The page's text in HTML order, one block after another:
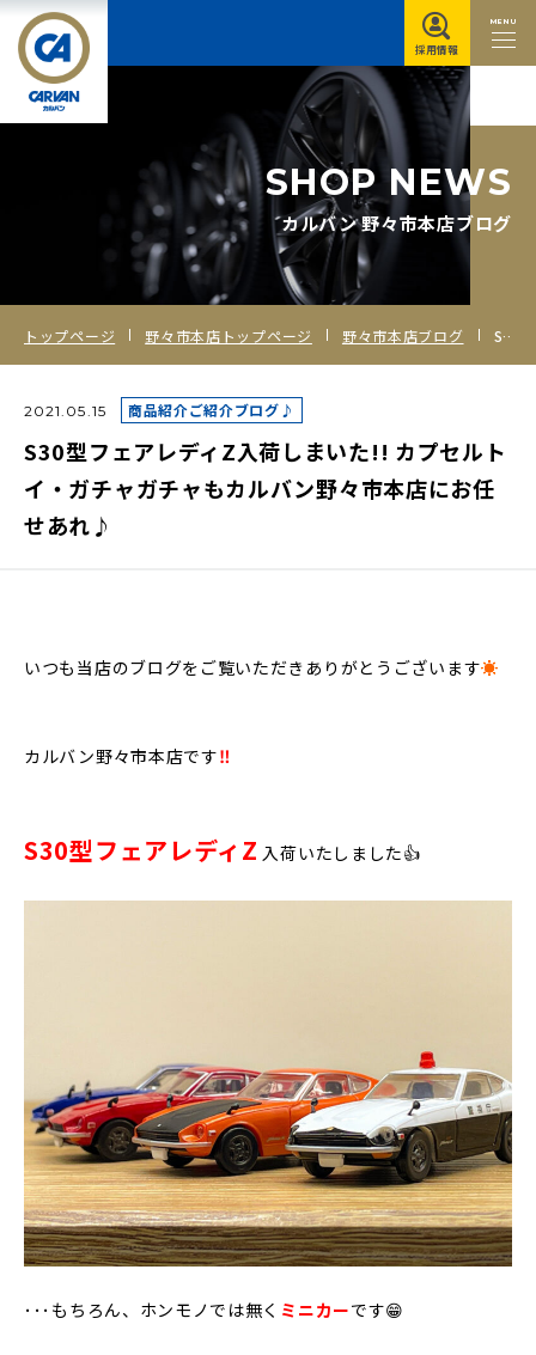
MENU
採用情報
SHOP NEWS
カルバン 野々市本店ブログ
トップページ 野々市本店トップページ 野々市本店ブログ S30型フェアレディZ入荷しまいた!! カプセルトイ・ガチャガチャもカルバン野々市本店にお任せあれ♪
2021.05.15 商品紹介ご紹介ブログ♪
S30型フェアレディZ入荷しまいた!! カプセルト
イ・ガチャガチャもカルバン野々市本店にお任
せあれ♪
いつも当店のブログをご覧いただきありがとうございます☀
カルバン野々市本店です‼
S30型フェアレディZ 入荷いたしました👍
･･･もちろん、ホンモノでは無く ミニカーです😁